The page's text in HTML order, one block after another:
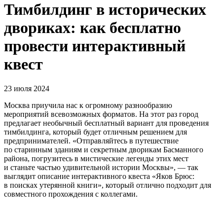
Тимбилдинг в исторических
двориках: как бесплатно
провести интерактивный
квест
23 июля 2024
Москва приучила нас к огромному разнообразию
мероприятий всевозможных форматов. На этот раз город
предлагает необычный бесплатный вариант для проведения
тимбилдинга, который будет отличным решением для
предпринимателей. «Отправляйтесь в путешествие
по старинным зданиям и секретным дворикам Басманного
района, погрузитесь в мистические легенды этих мест
и станьте частью удивительной истории Москвы», — так
выглядит описание интерактивного квеста «Яков Брюс:
в поисках утерянной книги», который отлично подходит для
совместного прохождения с коллегами.